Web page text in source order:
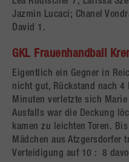
Lea Rudischer 7; Larissa
Jazmin Lucaci; Chanel
David 1.
GKL Frauenhandball
Eigentlich ein Gegner in
nicht gut, Rückstand nach
Minuten verletzte sich
Ausfalls war die Deckung
kamen zu leichten Toren.
Mädchen aus Atzgersdorfer
Verteidigung auf 10 : 8